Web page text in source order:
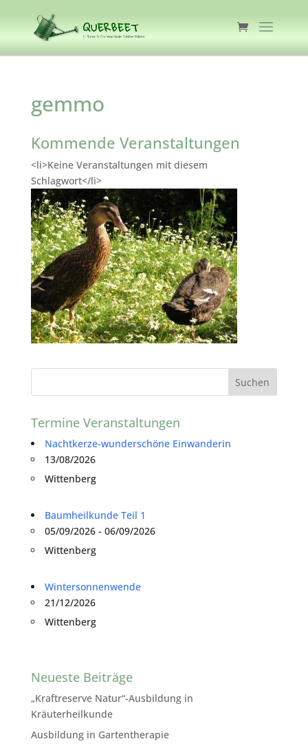
gemmo
Kommende Veranstaltungen
<li>Keine Veranstaltungen mit diesem
Schlagwort</li>
Termine Veranstaltungen
Nachtkerze-wunderschöne Einwanderin
13/08/2026
Wittenberg
Baumheilkunde Teil 1
05/09/2026 - 06/09/2026
Wittenberg
Wintersonnenwende
21/12/2026
Wittenberg
Neueste Beiträge
„Kraftreserve Natur“-Ausbildung in
Kräuterheilkunde
Ausbildung in Gartentherapie